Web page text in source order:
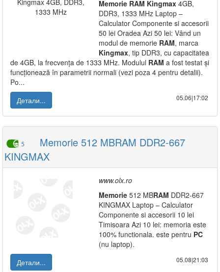
Memorie RAM Kingmax 4GB,
DDR3, 1333 MHz Laptop –
Calculator Componente si accesorii
50 lei Oradea Azi 50 lei: Vând un
modul de memorie RAM, marca
Kingmax, tip DDR3, cu capacitatea
de 4GB, la frecvența de 1333 MHz. Modulul RAM a fost testat și
funcționează în parametrii normali (vezi poza 4 pentru detalii).
Po...
Детали...
05.06|17:02
5
Memorie 512 MBRAM DDR2-667
KINGMAX
www.olx.ro
Memorie 512 MBRAM DDR2-667
KINGMAX Laptop – Calculator
Componente si accesorii 10 lei
Timisoara Azi 10 lei: memoria este
100% functionala. este pentru PC
(nu laptop).
Детали...
05.08|21:03